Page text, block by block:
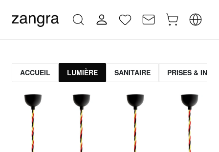
ACCUEIL LUMIÈRE SANITAIRE PRISES &